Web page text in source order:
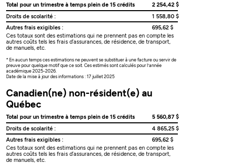
Total pour un trimestre à temps plein de 15 crédits
2 254,42 $
Droits de scolarité :
1 558,80 $
Autres frais exigibles :
695,62 $
Ces totaux sont des estimations qui ne prennent pas en compte les
autres coûts tels les frais d’assurances, de résidence, de transport,
de manuels, etc.
* En aucun temps ces estimations ne peuvent se substituer à une facture ou servir de
preuve pour quelque motif que ce soit. Ces estimés sont calculés pour l’année
académique 2025-2026.
Date de la mise à jour des informations : 17 juillet 2025
Canadien(ne) non-résident(e) au
Québec
Total pour un trimestre à temps plein de 15 crédits
5 560,87 $
Droits de scolarité :
4 865,25 $
Autres frais exigibles :
695,62 $
Ces totaux sont des estimations qui ne prennent pas en compte les
autres coûts tels les frais d’assurances, de résidence, de transport,
de manuels, etc.